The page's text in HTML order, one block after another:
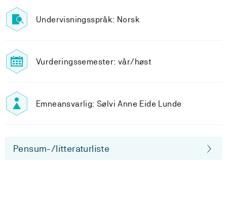
Undervisningsspråk: Norsk
Vurderingssemester: vår/høst
Emneansvarlig: Sølvi Anne Eide Lunde
Pensum-/litteraturliste